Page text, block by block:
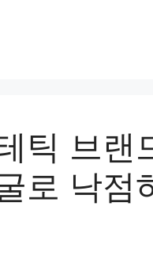
틱 브랜
로 낙점